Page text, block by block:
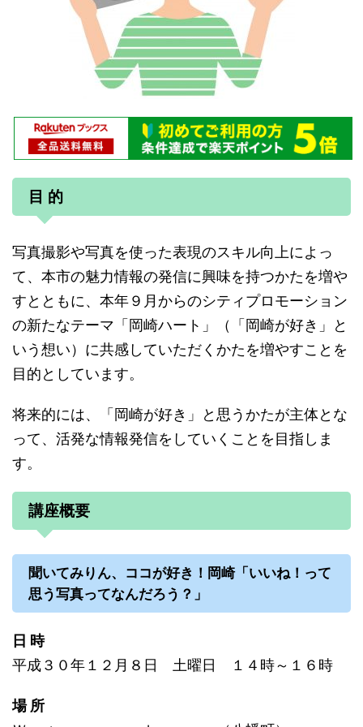
目 的
写真撮影や写真を使った表現のスキル向上によっ
て、本市の魅力情報の発信に興味を持つかたを増や
すとともに、本年９月からのシティプロモーション
の新たなテーマ「岡崎ハート」（「岡崎が好き」と
いう想い）に共感していただくかたを増やすことを
目的としています。
将来的には、「岡崎が好き」と思うかたが主体とな
って、活発な情報発信をしていくことを目指しま
す。
講座概要
聞いてみりん、ココが好き！岡崎「いいね！って
思う写真ってなんだろう？」
日 時
平成３０年１２月８日 土曜日 １４時～１６時
場 所